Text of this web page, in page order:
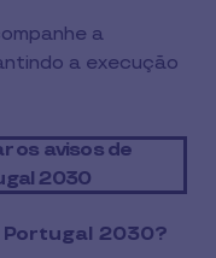
a
a execução
os avisos de
2030
2030?